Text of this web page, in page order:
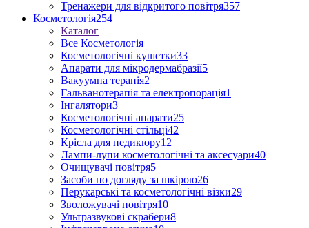
Тренажери для відкритого повітря357
Косметологія254
Каталог
Все Косметологія
Косметологічні кушетки33
Апарати для мікродермабразії5
Вакуумна терапія2
Гальванотерапія та електропорація1
Інгалятори3
Косметологічні апарати25
Косметологічні стільці42
Крісла для педикюру12
Лампи-лупи косметологічні та аксесуари40
Очищувачі повітря5
Засоби по догляду за шкірою26
Перукарські та косметологічні візки29
Зволожувачі повітря10
Ультразвукові скрабери8